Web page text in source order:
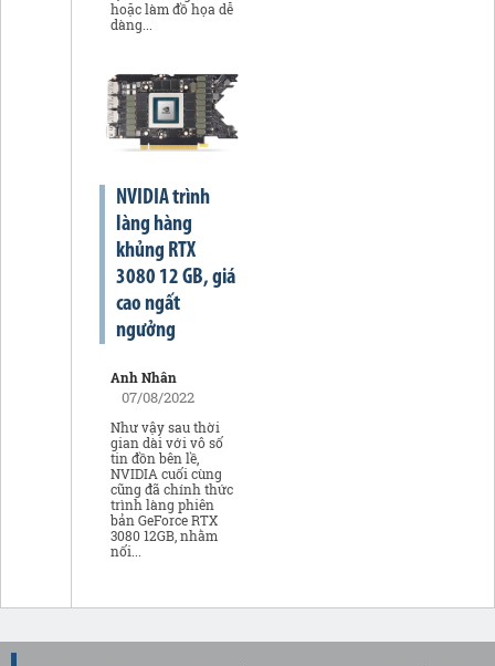
hoặc làm đồ họa dễ
dàng...
NVIDIA trình
làng hàng
khủng RTX
3080 12 GB, giá
cao ngất
ngưởng
Anh Nhân
07/08/2022
Như vậy sau thời
gian dài với vô số
tin đồn bên lề,
NVIDIA cuối cùng
cũng đã chính thức
trình làng phiên
bản GeForce RTX
3080 12GB, nhằm
nối...